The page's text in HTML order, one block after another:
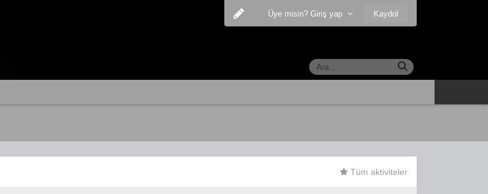
Üye misin? Giriş yap Kaydol
Tüm aktiviteler